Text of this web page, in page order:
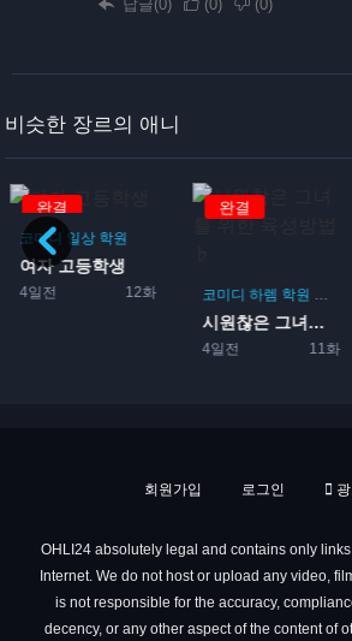
답글(0) (0) (0)
비슷한 장르의 애니
완결
코미디 일상 학원
여자 고등학생
4일전 12화
완결
코미디 하렘 학원 로맨스
시원찮은 그녀를 위한 육성방...
4일전 11화
회원가입 로그인
OHLI24 absolutely legal and contains only
Internet. We do not host or upload any video,
is not responsible for the accuracy,
decency, or any other aspect of the content of